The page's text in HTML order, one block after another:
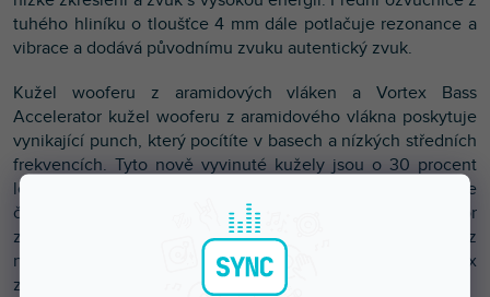
tuhého hliníku o tloušťce 4 mm dále potlačuje rezonance a
vibrace a dodává původnímu zvuku autentický zvuk.
Kužel wooferu z aramidových vláken a Vortex Bass
Accelerator kužel wooferu z aramidového vlákna poskytuje
vynikající punch, který pocítíte v basech a nízkých středních
frekvencích. Tyto nově vyvinuté kužely jsou o 30 procent
lehčí než běžné aramidové kužely lemované papírem, což je
činí silnějšími s hlubším zvukem. Vortex Bass Accelerator
zajišťuje, že zvuk v dolních frekvencích je hutný a bez
nežádoucích vibrací, protože žebra v portu bass reflex
znamenají, že vzduch volně proudí z reproduktoru.